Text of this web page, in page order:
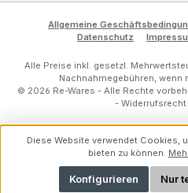
Allgemeine
Datenschutz
Alle Preise inkl. gesetzl.
Nachnahmegebühren, wenn
© 2026 Re-Wares - Alle Rechte
- Widerrufsrecht
Diese Website verwendet Cookies,
bieten zu können.
Nur
Konfigurieren